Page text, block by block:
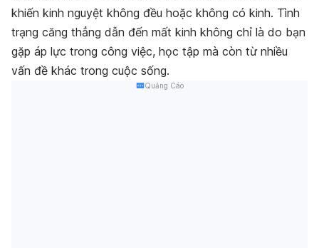
khiến kinh nguyệt không đều hoặc không có kinh. Tình
trạng căng thẳng dẫn đến mất kinh không chỉ là do bạn
gặp áp lực trong công việc, học tập mà còn từ nhiều
vấn đề khác trong cuộc sống.
Quảng Cáo